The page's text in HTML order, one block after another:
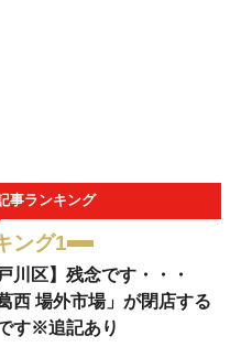
事ランキング
ング1
川区】残念です・・・
西 場外市場」が閉店する
す※追記あり